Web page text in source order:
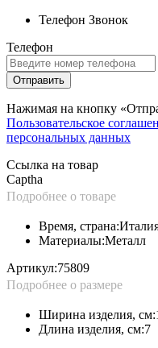
Телефон Звонок
Телефон
Отправить
Нажимая на кнопку
Пользовательское
персональных данных
Ссылка на товар
Captha
Подробнее о товаре
Материалы:Металл
Время, страна:
Артикул:75809
Подробнее о размере
Длина изделия, см:7
Ширина изделия, см: